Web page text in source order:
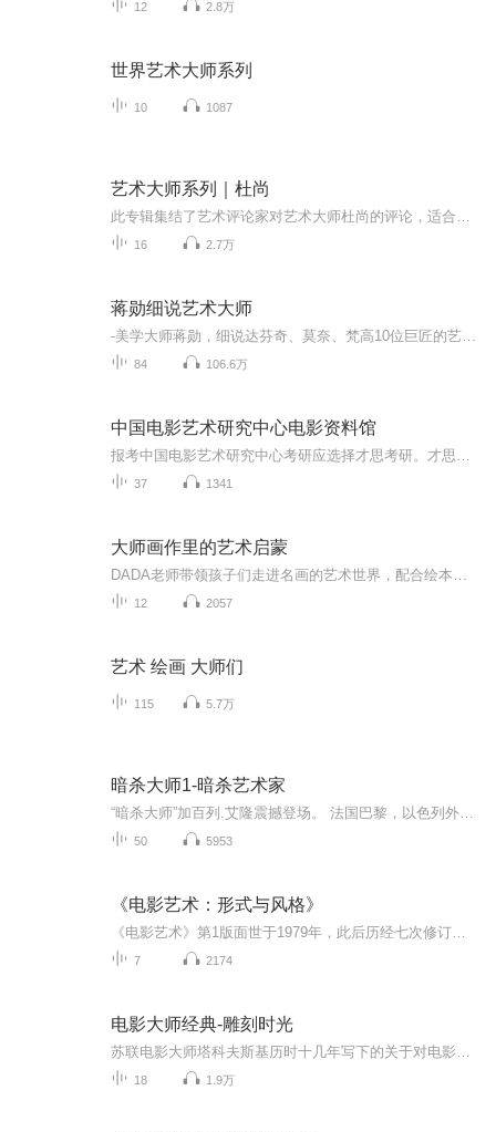
12 2.8万
世界艺术大师系列
10 1087
艺术大师系列｜杜尚
16 2.7万
蒋勋细说艺术大师
84 106.6万
中国电影艺术研究中心电影资料馆
37 1341
大师画作里的艺术启蒙
12 2057
艺术 绘画 大师们
115 5.7万
暗杀大师1-暗杀艺术家
50 5953
《电影艺术：形式与风格》
7 2174
电影大师经典-雕刻时光
18 1.9万